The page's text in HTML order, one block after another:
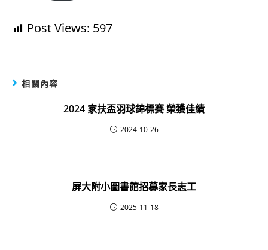
Post Views: 597
相關內容
2024 家扶盃羽球錦標賽 榮獲佳績
2024-10-26
屏大附小圖書館招募家長志工
2025-11-18